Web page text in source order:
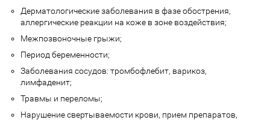
Дерматологические заболевания в фазе обострения,
аллергические реакции на коже в зоне воздействия;
Межпозвоночные грыжи;
Период беременности;
Заболевания сосудов: тромбофлебит, варикоз,
лимфаденит;
Травмы и переломы;
Нарушение свертываемости крови, прием препаратов,